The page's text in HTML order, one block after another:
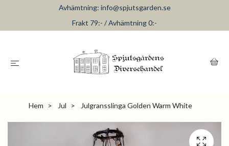
Avhämtning: info@spjutsgarden.se
Frakt 79:- / Avhämtning 0:-
Hem Jul Julgransslinga Golden Warm White